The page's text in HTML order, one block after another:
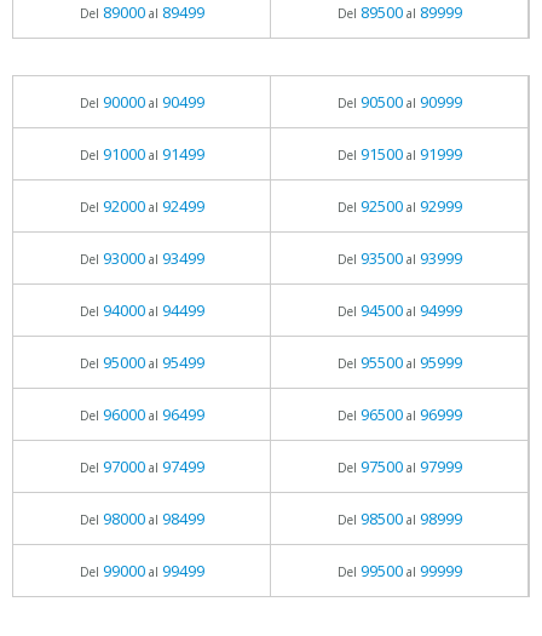
Del 89000al 89499 Del 89500al 89999
Del 90000al 90499 Del 90500al 90999
Del 91000al 91499 Del 91500al 91999
Del 92000al 92499 Del 92500al 92999
Del 93000al 93499 Del 93500al 93999
Del 94000al 94499 Del 94500al 94999
Del 95000al 95499 Del 95500al 95999
Del 96000al 96499 Del 96500al 96999
Del 97000al 97499 Del 97500al 97999
Del 98000al 98499 Del 98500al 98999
Del 99000al 99499 Del 99500al 99999